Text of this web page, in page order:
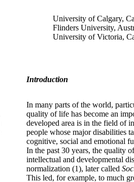
University of Calgary,
Flinders University,
University of Victoria,
Introduction
In many parts of the world,
quality of life has become an
developed area is in the field of
people whose major disabilities
cognitive, social and emotional
In the past 30 years, the quality
intellectual and developmental
normalization (1), later called
This led, for example, to much